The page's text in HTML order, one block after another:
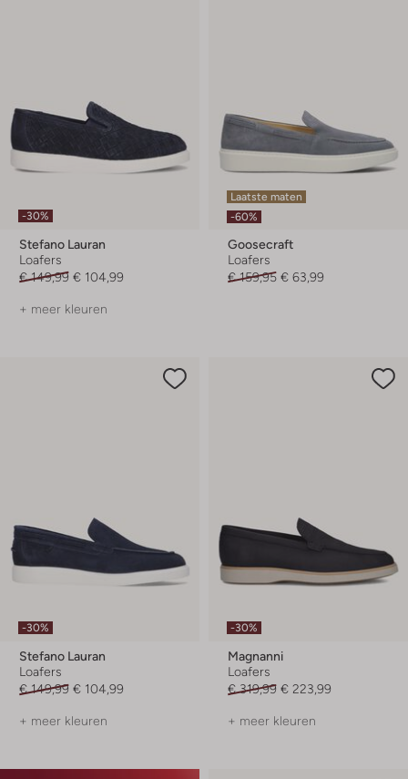
-30%
Stefano Lauran
Loafers
€ 149,99 € 104,99
+ meer kleuren
Laatste maten
-60%
Goosecraft
Loafers
€ 159,95 € 63,99
-30%
Stefano Lauran
Loafers
€ 149,99 € 104,99
+ meer kleuren
-30%
Magnanni
Loafers
€ 319,99 € 223,99
+ meer kleuren